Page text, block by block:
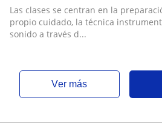
Las clases se centran en la
propio cuidado, la técnica
sonido a través d...
ver más